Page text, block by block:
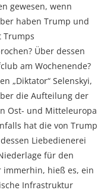
gewesen, wenn
haben Trump und
Trumps
Über dessen
am Wochenende?
„Diktator“ Selenskyi,
die Aufteilung der
Ost- und Mitteleuropa
hat die von Trump
Liebedienerei
für den
immerhin, hieß es, ein
Infrastruktur